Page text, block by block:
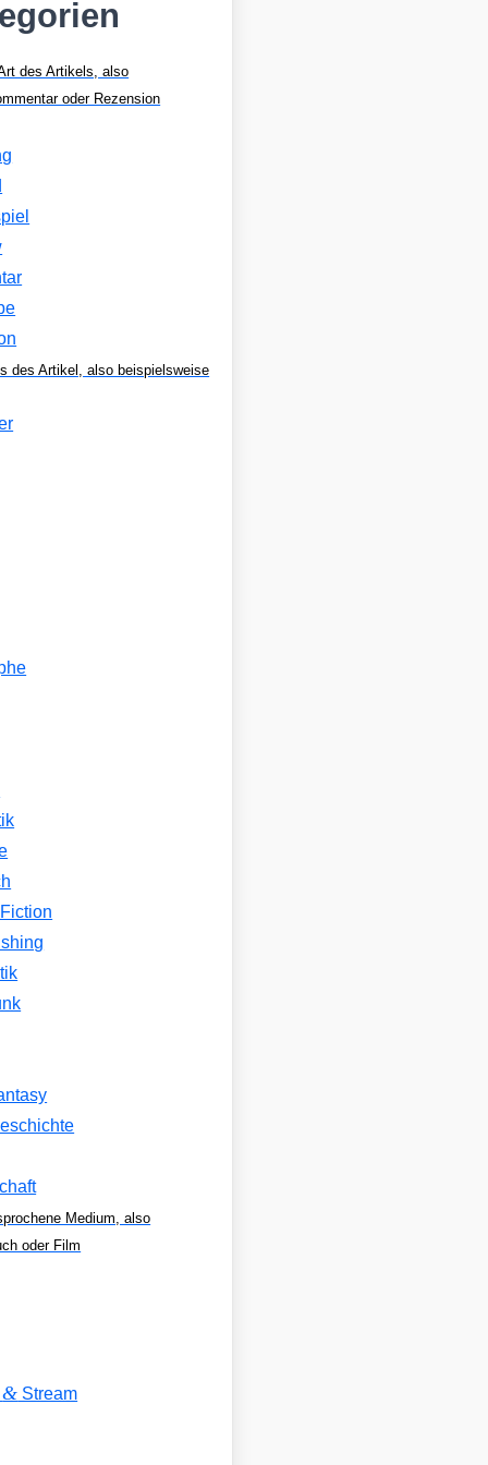
des Artikels, also
oder Rezension
des Artikel, also beispielsweise
Medium, also
oder Film
& Stream